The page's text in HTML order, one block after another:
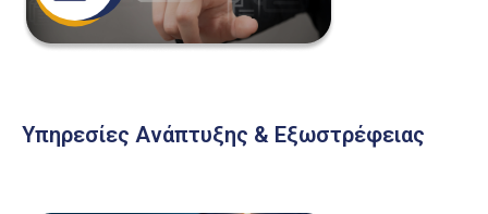
Υπηρεσίες Ανάπτυξης & Εξωστρέφειας